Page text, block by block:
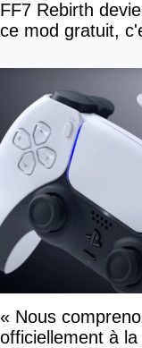
FF7 Rebirth
ce mod gratuit,
« Nous
officiellement à